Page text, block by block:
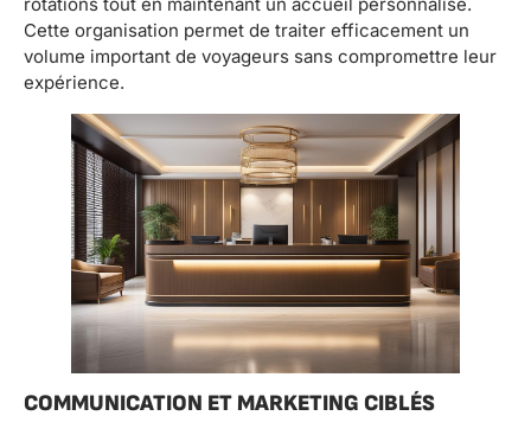
Cette organisation permet de traiter efficacement un
volume important de voyageurs sans compromettre leur
expérience.
COMMUNICATION ET MARKETING CIBLÉS